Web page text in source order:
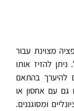
מצוינת עבור
להזיז אותו
להיערך בהתאם
גם עם אחסון או
ומסוגננים.